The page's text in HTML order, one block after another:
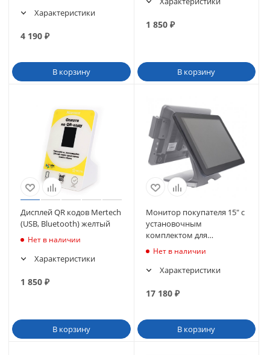
Характеристики
4 190 ₽
В корзину
1 850₽
В корзину
Дисплей QR кодов Mertech
(USB, Bluetooth) желтый
Нет в наличии
Характеристики
1 850 ₽
В корзину
Монитор покупателя 15" с
установочным
комплектом для
сенсорного моноблока
Нет в наличии
Характеристики
17 180₽
В корзину